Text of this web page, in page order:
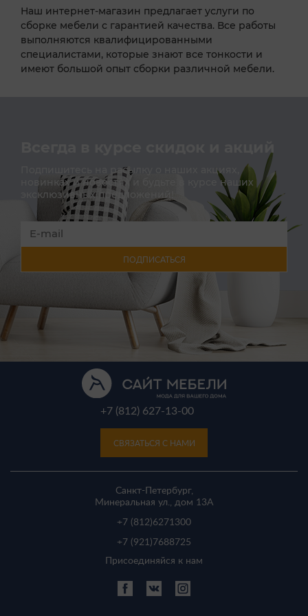
Наш интернет-магазин предлагает услуги по
сборке мебели с гарантией качества. Все работы
выполняются квалифицированными
специалистами, которые знают все тонкости и
имеют большой опыт сборки различной мебели.
Всегда в курсе скидок и акций
Подпишитесь на расылку о наших акциях,
новинках и новостях и будьте в курсе наших
эксклюзивных предложений!
ПОДПИСАТЬСЯ
+7 (812) 627-13-00
СВЯЗАТЬСЯ С НАМИ
Санкт-Петербург,
Минеральная ул., дом 13A
+7 (812)6271300
+7 (921) 7688725
Присоединяйся к нам